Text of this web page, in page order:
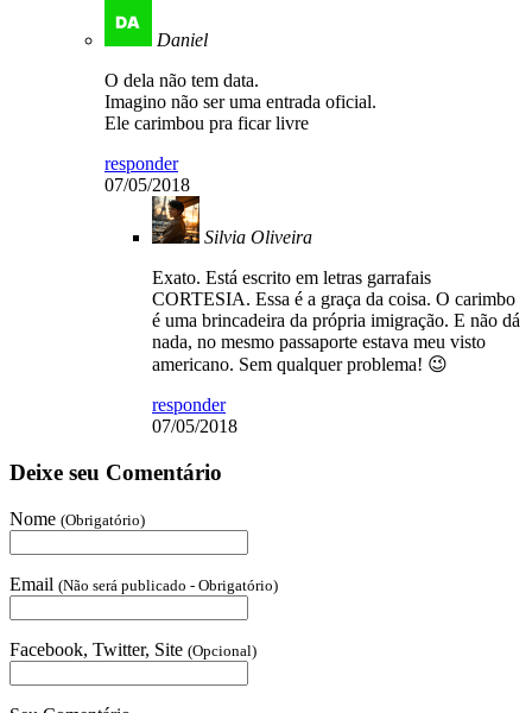
Daniel
O dela não tem data.
Imagino não ser uma entrada oficial.
Ele carimbou pra ficar livre
responder
07/05/2018
Silvia Oliveira
Exato. Está escrito em letras garrafais
CORTESIA. Essa é a graça da coisa. O carimbo
é uma brincadeira da própria imigração. E não dá
nada, no mesmo passaporte estava meu visto
americano. Sem qualquer problema! 😉
responder
07/05/2018
Deixe seu Comentário
Nome (Obrigatório)
Email (Não será publicado - Obrigatório)
Facebook, Twitter, Site (Opcional)